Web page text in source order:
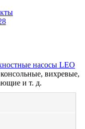
насосы LEO
вихревые,
и т. д.